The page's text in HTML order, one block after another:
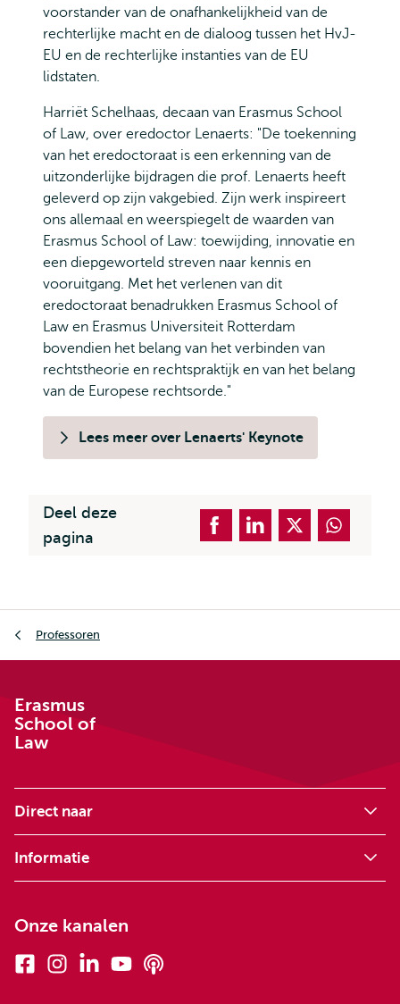
voorstander van de onafhankelijkheid van de
rechterlijke macht en de dialoog tussen het HvJ-
EU en de rechterlijke instanties van de EU
lidstaten.
Harriët Schelhaas, decaan van Erasmus School
of Law, over eredoctor Lenaerts: "De toekenning
van het eredoctoraat is een erkenning van de
uitzonderlijke bijdragen die prof. Lenaerts heeft
geleverd op zijn vakgebied. Zijn werk inspireert
ons allemaal en weerspiegelt de waarden van
Erasmus School of Law: toewijding, innovatie en
een diepgeworteld streven naar kennis en
vooruitgang. Met het verlenen van dit
eredoctoraat benadrukken Erasmus School of
Law en Erasmus Universiteit Rotterdam
bovendien het belang van het verbinden van
rechtstheorie en rechtspraktijk en van het belang
van de Europese rechtsorde."
Lees meer over Lenaerts' Keynote
Deel deze
pagina
Professoren
Erasmus
School of
Law
Direct naar
Informatie
Onze kanalen
FacebookInstagramLinkedinYoutube